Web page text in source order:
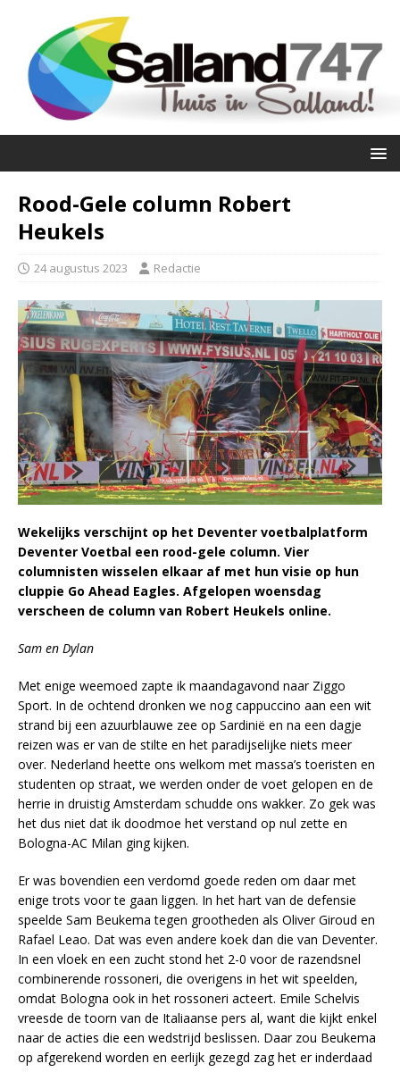
Rood-Gele column Robert
Heukels
24 augustus 2023 Redactie
Wekelijks verschijnt op het Deventer voetbalplatform
Deventer Voetbal een rood-gele column. Vier
columnisten wisselen elkaar af met hun visie op hun
cluppie Go Ahead Eagles. Afgelopen woensdag
verscheen de column van Robert Heukels online.
Sam en Dylan
Met enige weemoed zapte ik maandagavond naar Ziggo
Sport. In de ochtend dronken we nog cappuccino aan een wit
strand bij een azuurblauwe zee op Sardinië en na een dagje
reizen was er van de stilte en het paradijselijke niets meer
over. Nederland heette ons welkom met massa’s toeristen en
studenten op straat, we werden onder de voet gelopen en de
herrie in druistig Amsterdam schudde ons wakker. Zo gek was
het dus niet dat ik doodmoe het verstand op nul zette en
Bologna-AC Milan ging kijken.
Er was bovendien een verdomd goede reden om daar met
enige trots voor te gaan liggen. In het hart van de defensie
speelde Sam Beukema tegen grootheden als Oliver Giroud en
Rafael Leao. Dat was even andere koek dan die van Deventer.
In een vloek en een zucht stond het 2-0 voor de razendsnel
combinerende rossoneri, die overigens in het wit speelden,
omdat Bologna ook in het rossoneri acteert. Emile Schelvis
vreesde de toorn van de Italiaanse pers al, want die kijkt enkel
naar de acties die een wedstrijd beslissen. Daar zou Beukema
op afgerekend worden en eerlijk gezegd zag het er inderdaad